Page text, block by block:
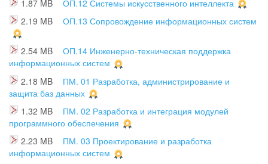
1.87 MB
ОП.12 Системы искусственного интеллекта
2.19 MB
ОП.13 Сопровождение информационных систем
2.54 MB
ОП.14 Инженерно-техническая поддержка
информационных систем
2.18 MB
ПМ. 01 Разработка, администрирование и
защита баз данных
1.32 MB
ПМ. 02 Разработка и интеграция модулей
программного обеспечения
2.23 MB
ПМ. 03 Проектирование и разработка
информационных систем